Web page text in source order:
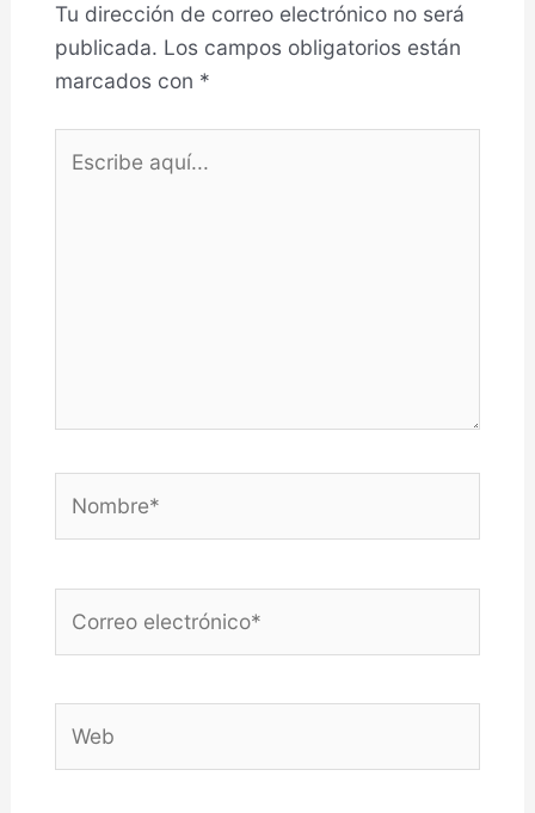
Tu dirección de correo electrónico no será
publicada. Los campos obligatorios están
marcados con *